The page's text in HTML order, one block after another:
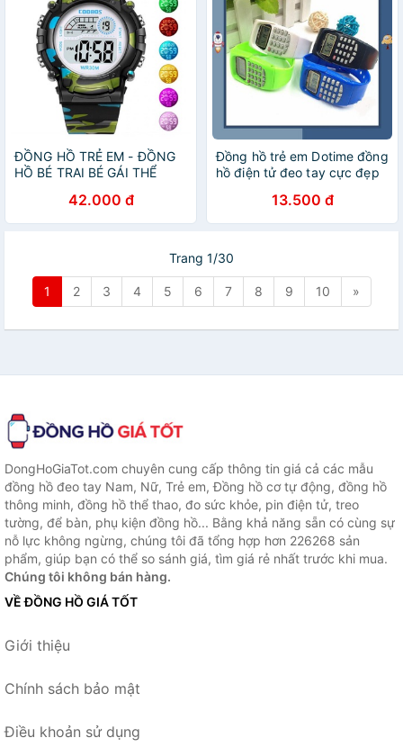
ĐỒNG HỒ TRẺ EM - ĐỒNG
HỒ BÉ TRAI BÉ GÁI THỂ
42.000 đ
Đồng hồ trẻ em Dotime đồng
hồ điện tử đeo tay cực đẹp
13.500 đ
Trang 1/30
1 2 3 4 5 6 7 8 9 10 »
DongHoGiaTot.com chuyên cung cấp thông tin giá cả các mẫu
đồng hồ đeo tay Nam, Nữ, Trẻ em, Đồng hồ cơ tự động, đồng hồ
thông minh, đồng hồ thể thao, đo sức khỏe, pin điện tử, treo
tường, để bàn, phụ kiện đồng hồ... Bằng khả năng sẵn có cùng sự
nỗ lực không ngừng, chúng tôi đã tổng hợp hơn 226268 sản
phẩm, giúp bạn có thể so sánh giá, tìm giá rẻ nhất trước khi mua.
Chúng tôi không bán hàng.
VỀ ĐỒNG HỒ GIÁ TỐT
Giới thiệu
Chính sách bảo mật
Điều khoản sử dụng